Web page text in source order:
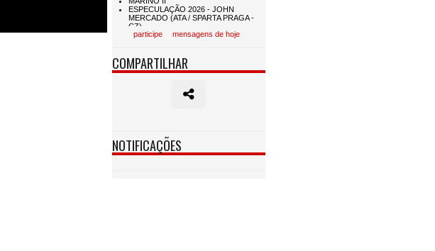
participe mensagens de hoje
COMPARTILHAR
NOTIFICAÇÕES